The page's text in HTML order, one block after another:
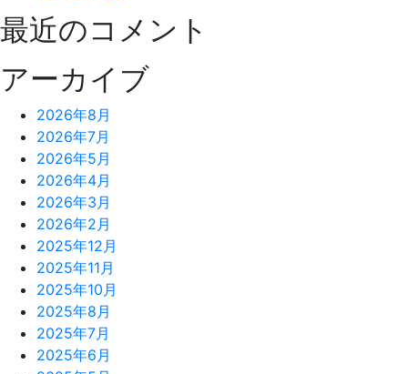
最近のコメント
アーカイブ
2026年8月
2026年7月
2026年5月
2026年4月
2026年3月
2026年2月
2025年12月
2025年11月
2025年10月
2025年8月
2025年7月
2025年6月